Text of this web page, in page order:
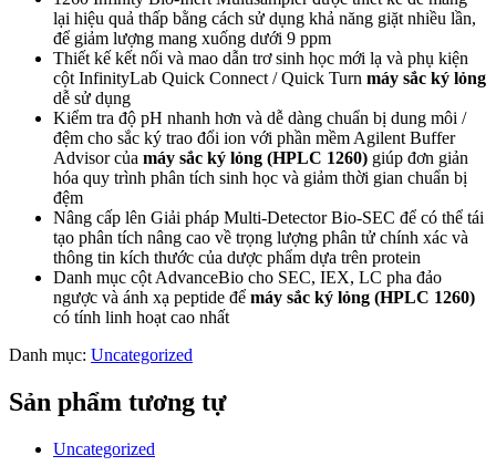
lại hiệu quả thấp bằng cách sử dụng khả năng giặt nhiều lần,
để giảm lượng mang xuống dưới 9 ppm
Thiết kế kết nối và mao dẫn trơ sinh học mới lạ và phụ kiện
cột InfinityLab Quick Connect / Quick Turn máy sắc ký lỏng
dễ sử dụng
Kiểm tra độ pH nhanh hơn và dễ dàng chuẩn bị dung môi /
đệm cho sắc ký trao đổi ion với phần mềm Agilent Buffer
Advisor của máy sắc ký lỏng (HPLC 1260) giúp đơn giản
hóa quy trình phân tích sinh học và giảm thời gian chuẩn bị
đệm
Nâng cấp lên Giải pháp Multi-Detector Bio-SEC để có thể tái
tạo phân tích nâng cao về trọng lượng phân tử chính xác và
thông tin kích thước của dược phẩm dựa trên protein
Danh mục cột AdvanceBio cho SEC, IEX, LC pha đảo
ngược và ánh xạ peptide để máy sắc ký lỏng (HPLC 1260)
có tính linh hoạt cao nhất
Danh mục: Uncategorized
Sản phẩm tương tự
Uncategorized